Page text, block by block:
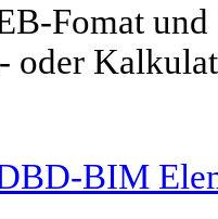
Fomat
oder
BIM